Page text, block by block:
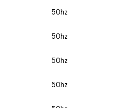
50hz
50hz
50hz
50hz